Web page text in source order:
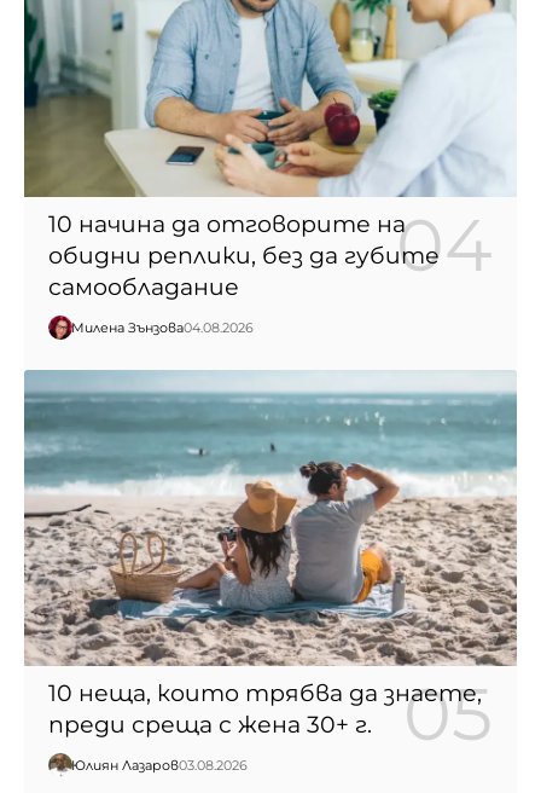
10 начина да отговорите на
обидни реплики, без да губите
самообладание
Милена Зънзова04.08.2026
10 неща, които трябва да знаете,
преди среща с жена 30+ г.
Юлиян Лазаров03.08.2026